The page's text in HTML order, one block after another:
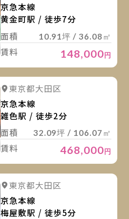
京急本線
黄金町駅 / 徒歩7分
面積
10.91坪 / 36.08㎡
賃料 148,000円
詳細を見る
東京都大田区
京急本線
雑色駅 / 徒歩2分
面積
32.09坪 / 106.07㎡
賃料 468,000円
詳細を見る
東京都大田区
京急本線
梅屋敷駅 / 徒歩5分